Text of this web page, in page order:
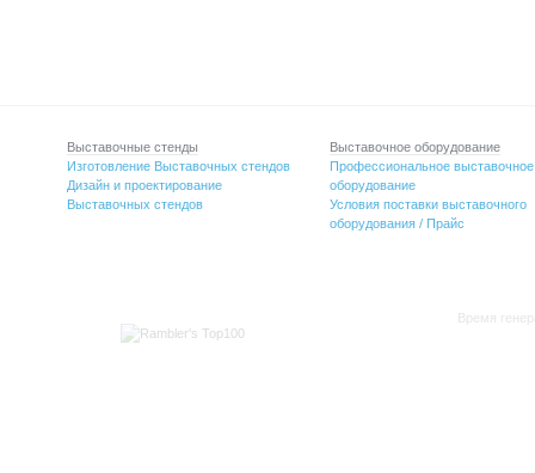
Выставочные стенды
Изготовление Выставочных стендов
Дизайн и проектирование
Выставочных стендов
Выставочное оборудование
Профессиональное выставочное
оборудование
Условия поставки выставочного
оборудования / Прайс
Время